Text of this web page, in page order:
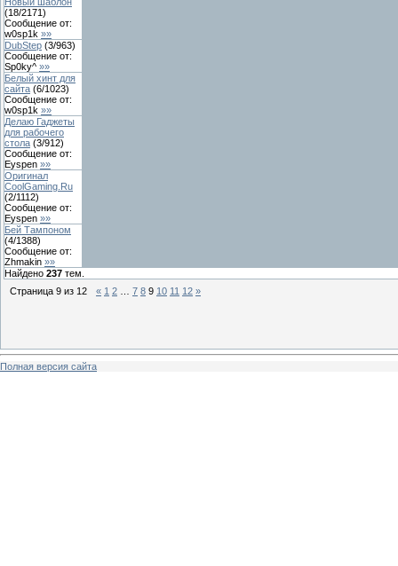
(18/2171)
Сообщение от:
w0sp1k »»
DubStep (3/963)
Сообщение от:
Sp0ky^ »»
Белый хинт для
сайта (6/1023)
Сообщение от:
w0sp1k »»
Делаю Гаджеты
для рабочего
стола (3/912)
Сообщение от:
Eyspen »»
Оригинал
CoolGaming.Ru
(2/1112)
Сообщение от:
Eyspen »»
Бей Тампоном
(4/1388)
Сообщение от:
Zhmakin »»
Найдено 237 тем.
Страница 9 из 12 « 1 2 7 8 9 10 11 12 »
Полная версия сайта